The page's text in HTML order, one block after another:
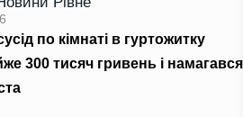
по кімнаті в гуртожитку
300 тисяч гривень і намагався